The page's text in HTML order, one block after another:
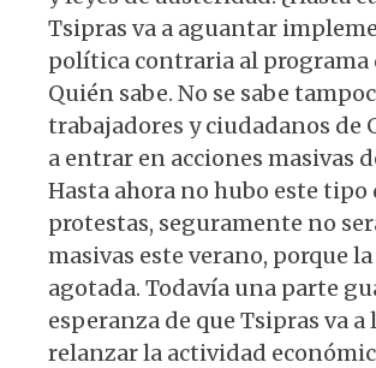
Tsipras va a aguantar
política contraria al programa
Quién sabe. No se sabe
trabajadores y ciudadanos de
a entrar en acciones masivas
Hasta ahora no hubo este tipo
protestas, seguramente no
masivas este verano, porque
agotada. Todavía una parte
esperanza de que Tsipras va a
relanzar la actividad